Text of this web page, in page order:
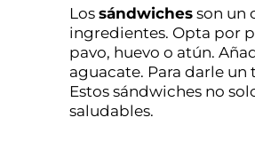
Los sándwichesson un
ingredientes. Opta por
pavo, huevo o atún.
aguacate. Para darle
Estos sándwiches no
saludables.